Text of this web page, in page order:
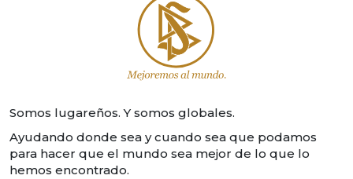
Somos lugareños. Y somos globales.
Ayudando donde sea y cuando sea que podamos
para hacer que el mundo sea mejor de lo que lo
hemos encontrado.